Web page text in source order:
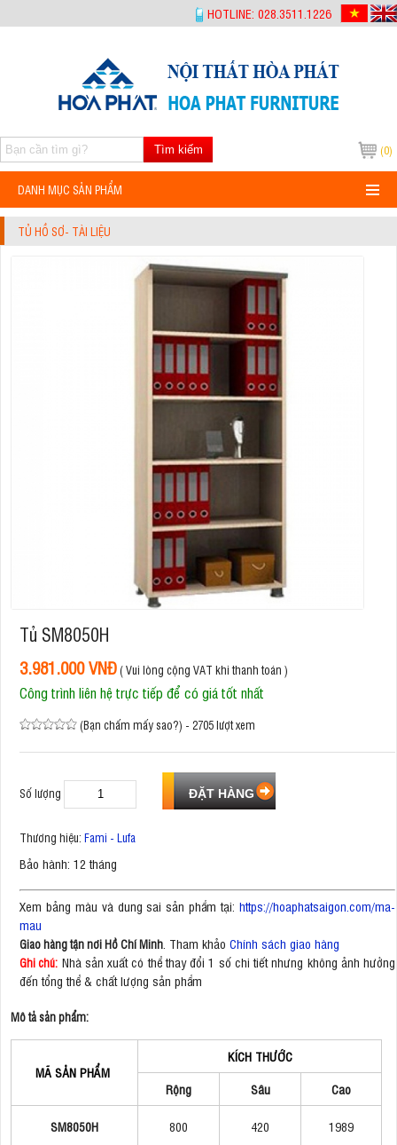
HOTLINE: 028.3511.1226
(0)
Tìm kiếm
DANH MỤC SẢN PHẨM
TỦ HỒ SƠ- TÀI LIỆU
Tủ SM8050H
3.981.000 VNĐ( Vui lòng cộng VAT khi thanh toán )
Công trình liên hệ trực tiếp để có giá tốt nhất
(Bạn chấm mấy sao?) - 2705 lượt xem
Số lượng
Thương hiệu: Fami - Lufa
Bảo hành: 12 tháng
Xem bảng màu và dung sai sản phẩm tại: https://hoaphatsaigon.com/ma-
mau
Giao hàng tận nơi Hồ Chí Minh . Tham khảo Chính sách giao hàng
Ghi chú: Nhà sản xuất có thể thay đổi 1 số chi tiết nhưng không ảnh hưởng
đến tổng thể & chất lượng sản phẩm
Mô tả sản phẩm:
MÃ SẢN PHẨM
KÍCH THƯỚC
Rộng
Sâu Cao
SM8050H 800 420 1989